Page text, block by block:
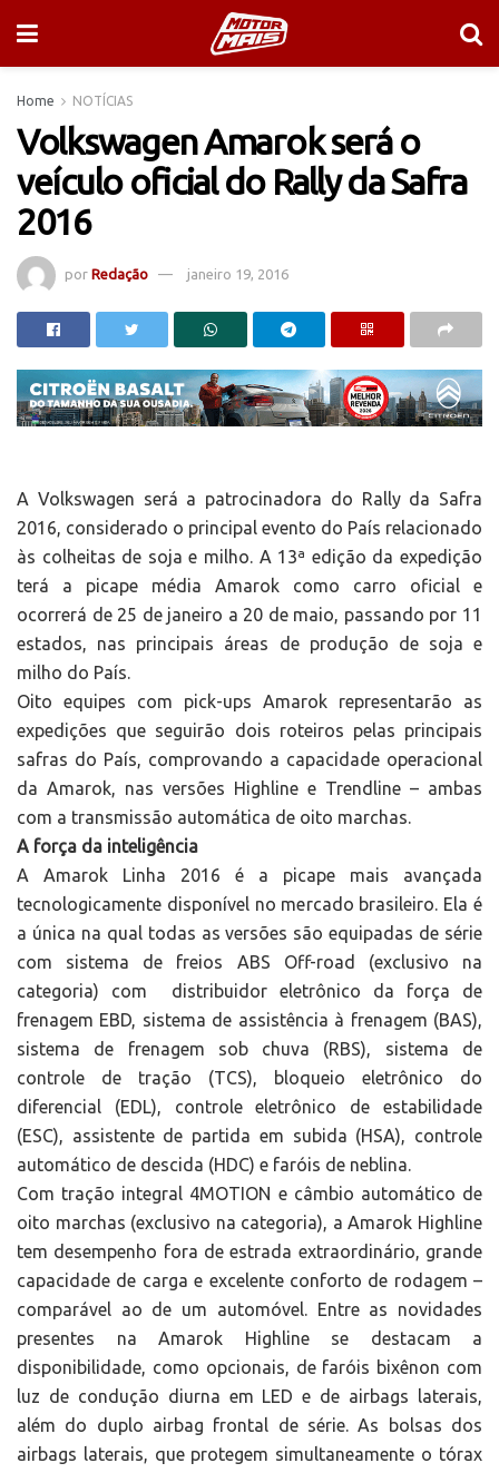
Home NOTÍCIAS
Volkswagen Amarok será o
veículo oficial do Rally da Safra
2016
por Redação janeiro 19, 2016
A Volkswagen será a patrocinadora do Rally da Safra
2016, considerado o principal evento do País relacionado
às colheitas de soja e milho. A 13ª edição da expedição
terá a picape média Amarok como carro oficial e
ocorrerá de 25 de janeiro a 20 de maio, passando por 11
estados, nas principais áreas de produção de soja e
milho do País.
Oito equipes com pick-ups Amarok representarão as
expedições que seguirão dois roteiros pelas principais
safras do País, comprovando a capacidade operacional
da Amarok, nas versões Highline e Trendline – ambas
com a transmissão automática de oito marchas.
A força da inteligência
A Amarok Linha 2016 é a picape mais avançada
tecnologicamente disponível no mercado brasileiro. Ela é
a única na qual todas as versões são equipadas de série
com sistema de freios ABS Off-road (exclusivo na
categoria) com distribuidor eletrônico da força de
frenagem EBD, sistema de assistência à frenagem (BAS),
sistema de frenagem sob chuva (RBS), sistema de
controle de tração (TCS), bloqueio eletrônico do
diferencial (EDL), controle eletrônico de estabilidade
(ESC), assistente de partida em subida (HSA), controle
automático de descida (HDC) e faróis de neblina.
Com tração integral 4MOTION e câmbio automático de
oito marchas (exclusivo na categoria), a Amarok Highline
tem desempenho fora de estrada extraordinário, grande
capacidade de carga e excelente conforto de rodagem –
comparável ao de um automóvel. Entre as novidades
presentes na Amarok Highline se destacam a
disponibilidade, como opcionais, de faróis bixênon com
luz de condução diurna em LED e de airbags laterais,
além do duplo airbag frontal de série. As bolsas dos
airbags laterais, que protegem simultaneamente o tórax